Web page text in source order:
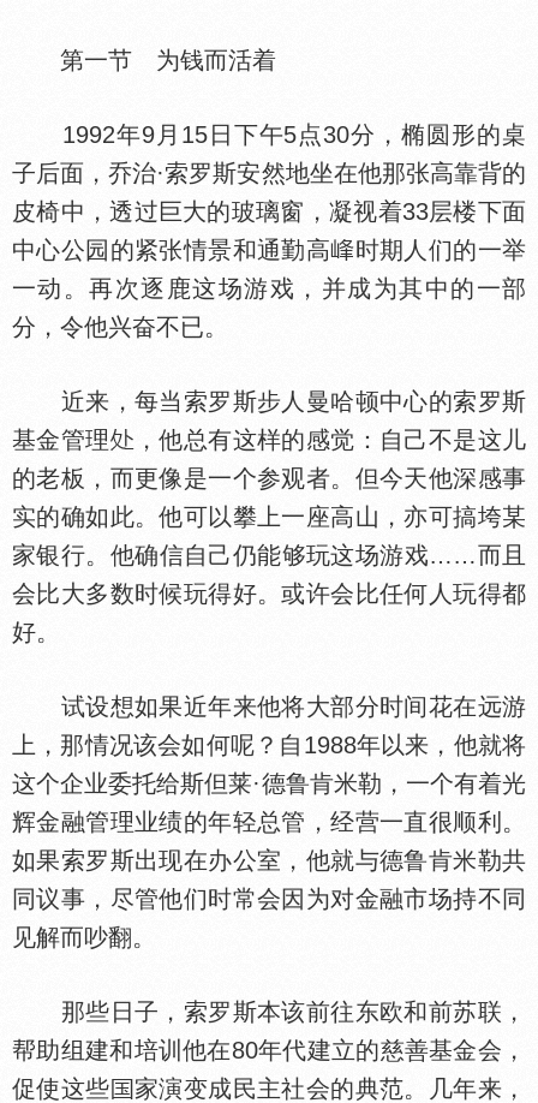
第一节 为钱而活着
1992年9月15日下午5点30分，椭圆形的桌
子后面，乔治·索罗斯安然地坐在他那张高靠背的
皮椅中，透过巨大的玻璃窗，凝视着33层楼下面
中心公园的紧张情景和通勤高
时期人们的一举
一动。再次逐鹿这场游戏，并成为其中的一部
分，令他兴奋不已。
近来，每当索罗斯步人曼哈顿中心的索罗斯
基金管理
，他总有这样的感觉：自己不是这儿
的老板，而更像是一个参观者。但今天他深感事
实的确如此。他可以攀上一座高山，亦可搞垮某
家银行。他确信自己仍能够玩这场游戏……而且
会比大多数时候玩得好。或许会比任何人玩得都
好。
试设想如果近年来他将大部分时间花在远游
上，那情况该会如何呢？自1988年以来，他就将
这个企业委托给斯但莱·德鲁肯米勒，一个有着光
辉金融管理业绩的年轻总管，经营一直很顺利。
如果索罗斯出现在办公室，他就与德鲁肯米勒共
同议事，尽管他们时常会因为对金融市场持不同
见解而吵翻。
那些日子，索罗斯本该前往东欧和前苏联，
帮助组建和培训他在80年代建立的慈善基金会，
促使这些
家演变成民主社会的典范。几年来，